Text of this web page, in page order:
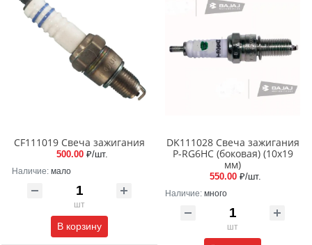
CF111019 Свеча зажигания
500.00 ₽/шт.
Наличие: мало
шт
В корзину
DK111028 Свеча зажигания
P-RG6HC (боковая) (10x19
мм)
550.00 ₽/шт.
Наличие: много
шт